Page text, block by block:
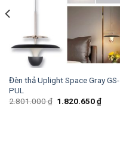
Đèn thả Uplight Space Gray GS-
PUL
2.801.000₫ 1.820.650₫